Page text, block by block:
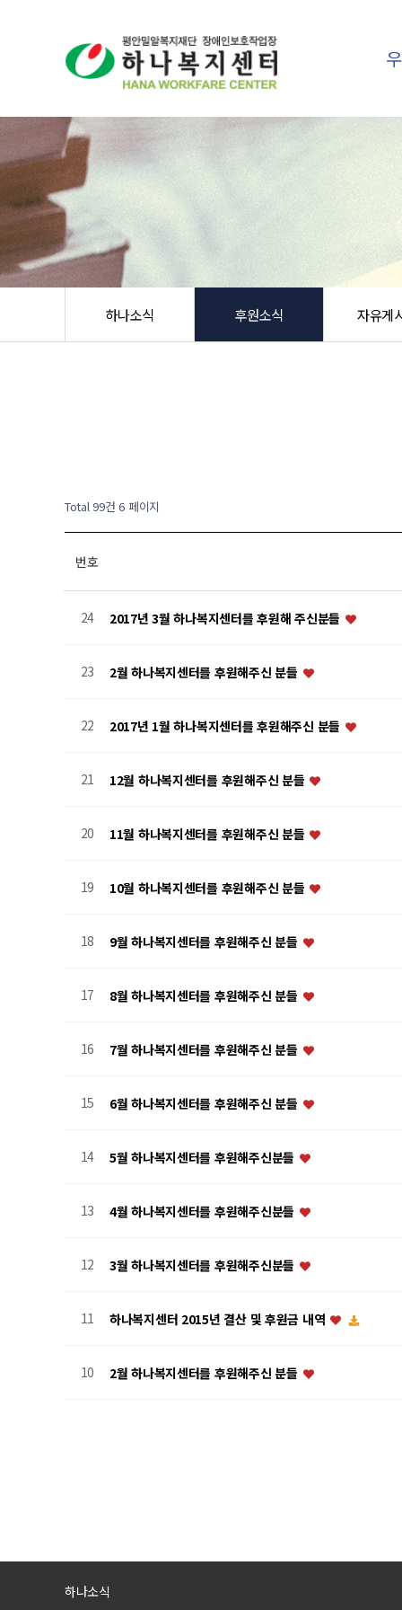
하나소식 후원소식 자유게
Total 99건 6 페이지
번호
24 2017년 3월 하나복지센터를 후원해 주신분들
23 2월 하나복지센터를 후원해주신 분들
22 2017년 1월 하나복지센터를 후원해주신 분들
21 12월 하나복지센터를 후원해주신 분들
20 11월 하나복지센터를 후원해주신 분들
19 10월 하나복지센터를 후원해주신 분들
18 9월 하나복지센터를 후원해주신 분들
17 8월 하나복지센터를 후원해주신 분들
16 7월 하나복지센터를 후원해주신 분들
15 6월 하나복지센터를 후원해주신 분들
14 5월 하나복지센터를 후원해주신분들
13 4월 하나복지센터를 후원해주신분들
12 3월 하나복지센터를 후원해주신분들
11 하나복지센터 2015년 결산 및 후원금 내역
10 2월 하나복지센터를 후원해주신 분들
하나소식